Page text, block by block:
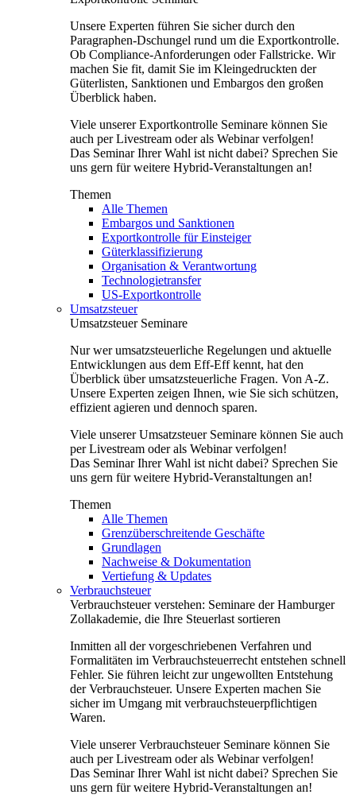
Unsere Experten führen Sie sicher durch den
Paragraphen-Dschungel rund um die Exportkontrolle.
Ob Compliance-Anforderungen oder Fallstricke. Wir
machen Sie fit, damit Sie im Kleingedruckten der
Güterlisten, Sanktionen und Embargos den großen
Überblick haben.
Viele unserer Exportkontrolle Seminare können Sie
auch per Livestream oder als Webinar verfolgen!
Das Seminar Ihrer Wahl ist nicht dabei? Sprechen Sie
uns gern für weitere Hybrid-Veranstaltungen an!
Themen
Alle Themen
Embargos und Sanktionen
Exportkontrolle für Einsteiger
Güterklassifizierung
Organisation & Verantwortung
Technologietransfer
US-Exportkontrolle
Umsatzsteuer
Umsatzsteuer Seminare
Nur wer umsatzsteuerliche Regelungen und aktuelle
Entwicklungen aus dem Eff-Eff kennt, hat den
Überblick über umsatzsteuerliche Fragen. Von A-Z.
Unsere Experten zeigen Ihnen, wie Sie sich schützen,
effizient agieren und dennoch sparen.
Viele unserer Umsatzsteuer Seminare können Sie auch
per Livestream oder als Webinar verfolgen!
Das Seminar Ihrer Wahl ist nicht dabei? Sprechen Sie
uns gern für weitere Hybrid-Veranstaltungen an!
Themen
Alle Themen
Grenzüberschreitende Geschäfte
Grundlagen
Nachweise & Dokumentation
Vertiefung & Updates
Verbrauchsteuer
Verbrauchsteuer verstehen: Seminare der Hamburger
Zollakademie, die Ihre Steuerlast sortieren
Inmitten all der vorgeschriebenen Verfahren und
Formalitäten im Verbrauchsteuerrecht entstehen schnell
Fehler. Sie führen leicht zur ungewollten Entstehung
der Verbrauchsteuer. Unsere Experten machen Sie
sicher im Umgang mit verbrauchsteuerpflichtigen
Waren.
Viele unserer Verbrauchsteuer Seminare können Sie
auch per Livestream oder als Webinar verfolgen!
Das Seminar Ihrer Wahl ist nicht dabei? Sprechen Sie
uns gern für weitere Hybrid-Veranstaltungen an!